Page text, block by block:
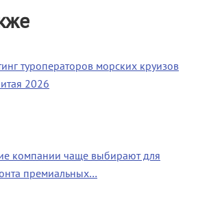
туроператоров морских круизов
2026
компании чаще выбирают для
премиальных…